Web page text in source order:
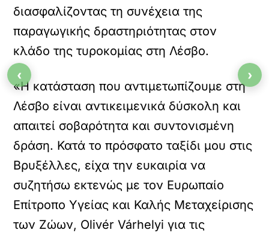
διασφαλίζοντας τη συνέχεια της
παραγωγικής δραστηριότητας στον
κλάδο της τυροκομίας στη Λέσβο.
«Η κατάσταση που αντιμετωπίζουμε στη
Λέσβο είναι αντικειμενικά δύσκολη και
απαιτεί σοβαρότητα και συντονισμένη
δράση. Κατά το πρόσφατο ταξίδι μου στις
Βρυξέλλες, είχα την ευκαιρία να
συζητήσω εκτενώς με τον Ευρωπαίο
Επίτροπο Υγείας και Καλής Μεταχείρισης
των Ζώων, Olivér Várhelyi για τις
‹ ›